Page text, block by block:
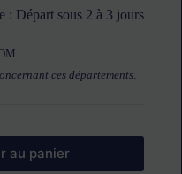
: Départ sous 2 à 3 jours
ces départements
au panier